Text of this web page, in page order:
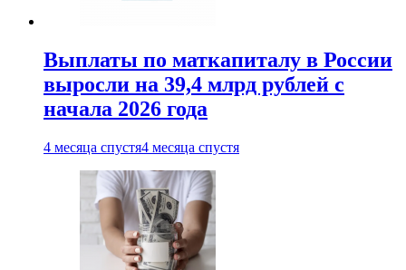
Выплаты по маткапиталу в России
выросли на 39,4 млрд рублей с
начала 2026 года
4 месяца спустя4 месяца спустя